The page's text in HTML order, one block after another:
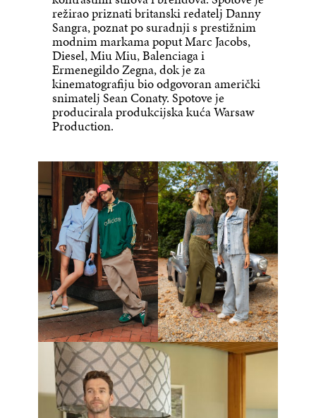
režirao priznati britanski redatelj Danny
Sangra, poznat po suradnji s prestižnim
modnim markama poput Marc Jacobs,
Diesel, Miu Miu, Balenciaga i
Ermenegildo Zegna, dok je za
kinematografiju bio odgovoran američki
snimatelj Sean Conaty. Spotove je
producirala produkcijska kuća Warsaw
Production.